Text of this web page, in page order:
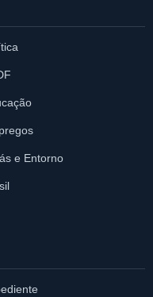
e Entorno